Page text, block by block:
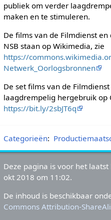
publiek om verder
maken en te stimuleren.
De films van de Filmdienst
NSB staan op Wikimedia, zie
https://
Netwerk_Oorlogsbronnen
De set films van de
laagdrempelig hergebruik op
https://bit.ly/2sbJT6q
Categorieën:
Deze pagina is voor het
okt 2018 om 11:02.
De inhoud is beschikbaar
Commons Attribution-